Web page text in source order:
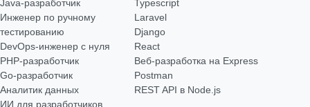
Java-разработчик
Инженер по ручному
тестированию
DevOps-инженер с нуля
РНР-разработчик
Go-разработчик
Аналитик данных
ИИ для разработчиков
Typescript
Laravel
Django
React
Веб-разработка на Express
Postman
REST API в Node.js